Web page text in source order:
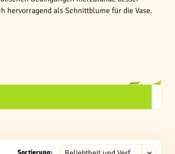
hervorragend als Schnittblume für die Vase.
Sortierung: